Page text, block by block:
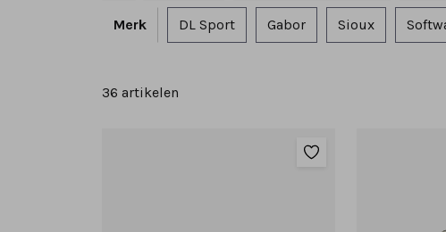
Merk DL Sport Gabor Sioux
36 artikelen